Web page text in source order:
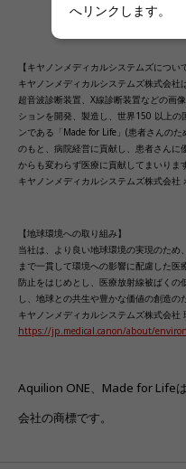
【キヤノンメディカルシステムズについ
キヤノンメディカルシステムズ株式会社
超音波診断装置、X線診断装置などの画
ションを開発、製造し、世界150 以上
ンである「Made for Life」(患者さんの
のもと、病院経営に貢献し、患者さんに
からも変わらず医療に貢献してまいりま
キヤノンメディカルシステムズ株式会社
【地球環境への取り組み】
当社は、より良い地球環境の実現のた
まで一貫して環境への影響に配慮した
防止をはじめとし、医療放射線被ばくの
し、地球との共生や豊かな価値の創造の
キヤノンメディカルシステムズ株式会社
https://jp.medical.canon/about/
Aquilion ONE、Made for Life
会社の商標です。
へリンクします。